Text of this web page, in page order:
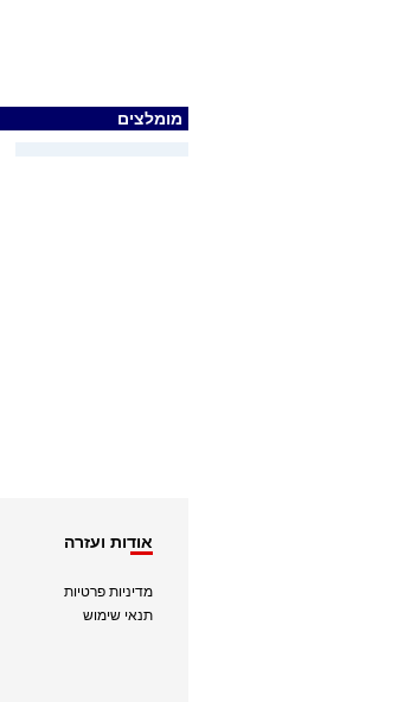
מומלצים
אודות ועזרה
מדיניות פרטיות
תנאי שימוש